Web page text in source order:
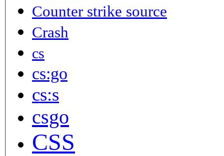
Counter strike source
Crash
cs
cs:go
cs:s
csgo
CSS